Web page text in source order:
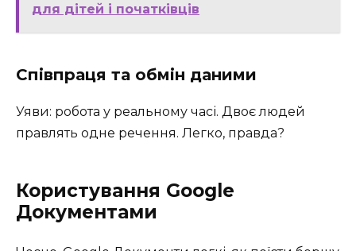
для дітей і початківців
Співпраця та обмін даними
Уяви: робота у реальному часі. Двоє людей
правлять одне речення. Легко, правда?
Користування Google
Документами